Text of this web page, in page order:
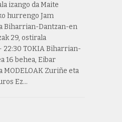
izango da Maite
hurrengo Jam
Biharrian-Dantzan-en
29, ostirala
22:30 TOKIA Biharrian-
16 behea, Eibar
MODELOAK Zuriñe eta
Ez…